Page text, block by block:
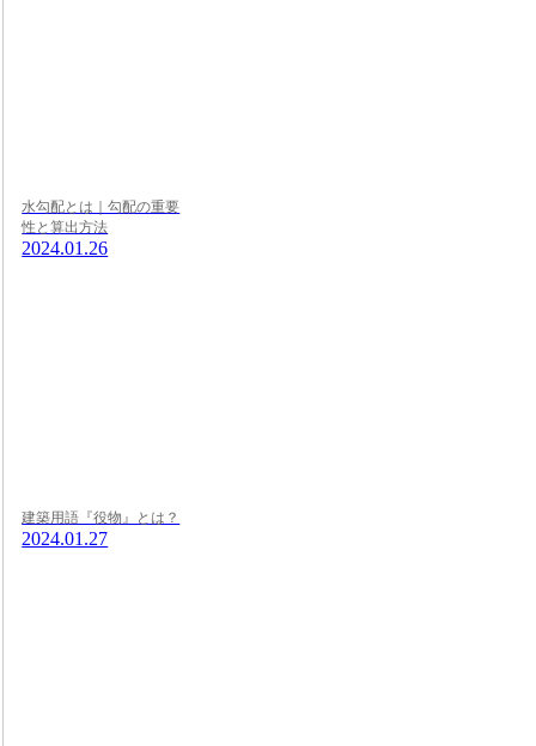
水勾配とは｜勾配の重要
性と算出方法
2024.01.26
建築用語『役物』とは？
2024.01.27